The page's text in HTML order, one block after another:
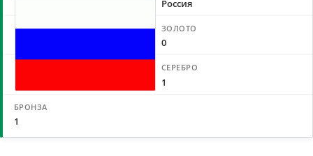
Россия
0
1
1